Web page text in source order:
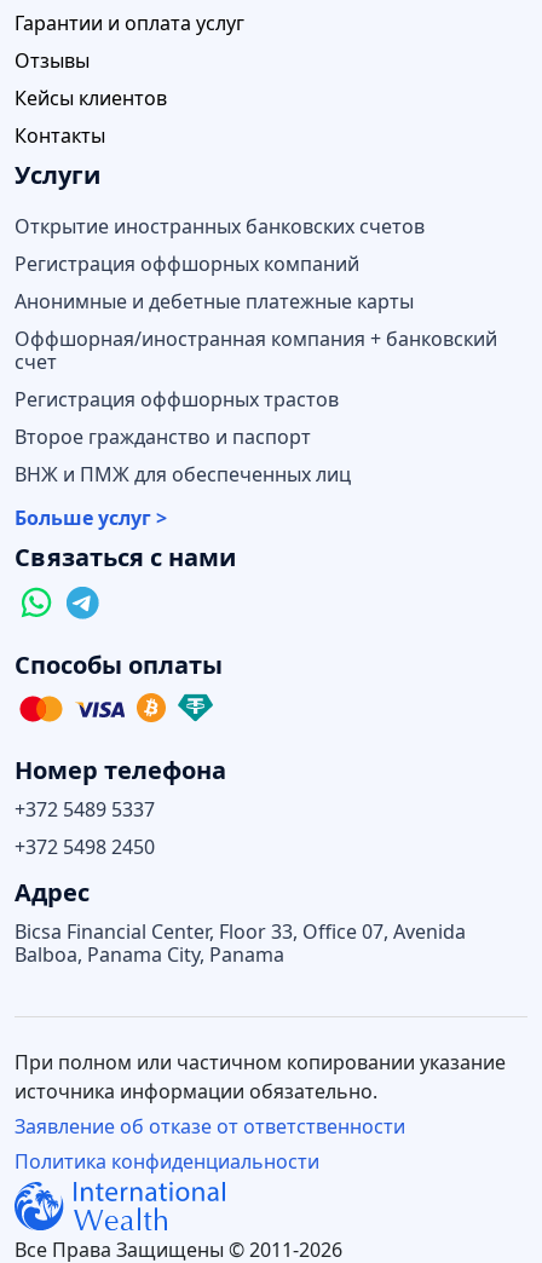
Гарантии и оплата услуг
Отзывы
Кейсы клиентов
Контакты
Услуги
Открытие иностранных банковских счетов
Регистрация оффшорных компаний
Анонимные и дебетные платежные карты
Оффшорная/иностранная компания + банковский
счет
Регистрация оффшорных трастов
Второе гражданство и паспорт
ВНЖ и ПМЖ для обеспеченных лиц
Больше услуг >
Связаться с нами
Способы оплаты
Номер телефона
+372 5489 5337
+372 5498 2450
Адрес
Bicsa Financial Center, Floor 33, Office 07, Avenida
Balboa, Panama City, Panama
Все Права Защищены © 2011-2026
Политика конфиденциальности
При полном или частичном копировании указание
источника информации обязательно.
Заявление об отказе от ответственности